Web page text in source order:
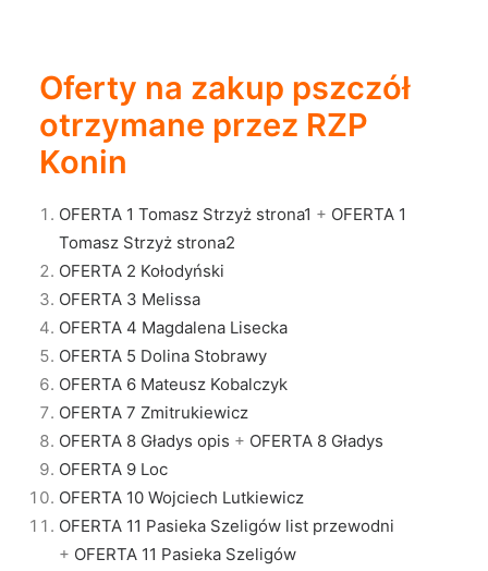
Oferty na zakup pszczół
otrzymane przez RZP
Konin
OFERTA 1 Tomasz Strzyż strona1 + OFERTA 1
Tomasz Strzyż strona2
OFERTA 2 Kołodyński
OFERTA 3 Melissa
OFERTA 4 Magdalena Lisecka
OFERTA 5 Dolina Stobrawy
OFERTA 6 Mateusz Kobalczyk
OFERTA 7 Zmitrukiewicz
OFERTA 8 Gładys opis + OFERTA 8 Gładys
OFERTA 9 Loc
OFERTA 10 Wojciech Lutkiewicz
OFERTA 11 Pasieka Szeligów list przewodni
+ OFERTA 11 Pasieka Szeligów